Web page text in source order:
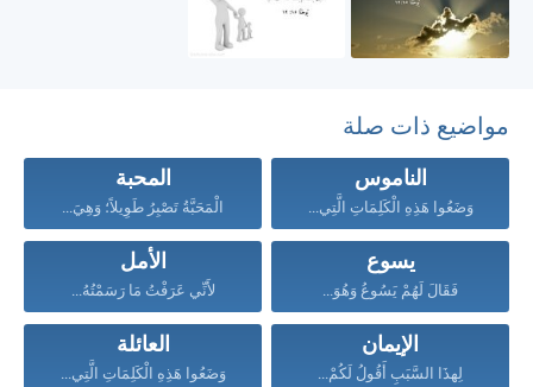
مواضيع ذات صلة
الناموس
وَضَعُوا هَذِهِ الْكَلِمَاتِ الَّتِي...
المحبة
الْمَحَبَّةُ تَصْبِرُ طَوِيلاً؛ وَهِيَ...
يسوع
فَقَالَ لَهُمْ يَسُوعُ وَهُوَ...
الأمل
لأَنِّي عَرَفْتُ مَا رَسَمْتُهُ...
الإيمان
لِهذَا السَّبَبِ أَقُولُ لَكُمْ...
العائلة
وَضَعُوا هَذِهِ الْكَلِمَاتِ الَّتِي...